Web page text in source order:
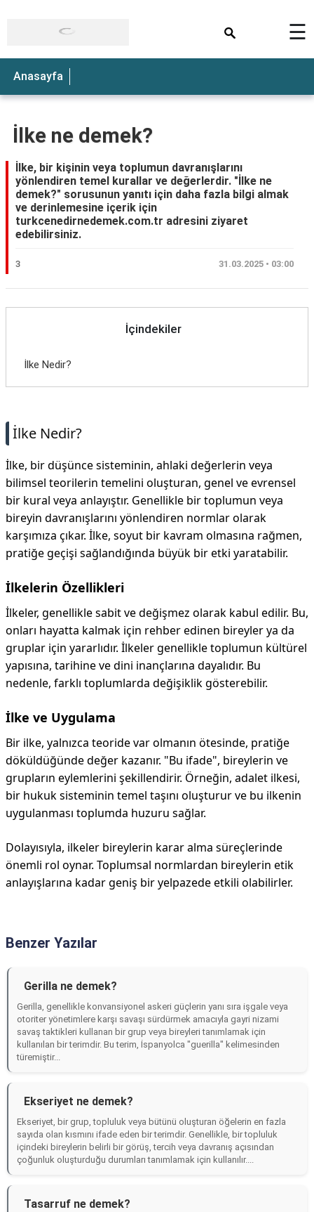
☰
Anasayfa
İlke ne demek?
İlke, bir kişinin veya toplumun davranışlarını
yönlendiren temel kurallar ve değerlerdir. "İlke ne
demek?" sorusunun yanıtı için daha fazla bilgi almak
ve derinlemesine içerik için
turkcenedirnedemek.com.tr adresini ziyaret
edebilirsiniz.
3 31.03.2025 • 03:00
İçindekiler
İlke Nedir?
İlke Nedir?
İlke, bir düşünce sisteminin, ahlaki değerlerin veya
bilimsel teorilerin temelini oluşturan, genel ve evrensel
bir kural veya anlayıştır. Genellikle bir toplumun veya
bireyin davranışlarını yönlendiren normlar olarak
karşımıza çıkar. İlke, soyut bir kavram olmasına rağmen,
pratiğe geçişi sağlandığında büyük bir etki yaratabilir.
İlkelerin Özellikleri
İlkeler, genellikle sabit ve değişmez olarak kabul edilir. Bu,
onları hayatta kalmak için rehber edinen bireyler ya da
gruplar için yararlıdır. İlkeler genellikle toplumun kültürel
yapısına, tarihine ve dini inançlarına dayalıdır. Bu
nedenle, farklı toplumlarda değişiklik gösterebilir.
İlke ve Uygulama
Bir ilke, yalnızca teoride var olmanın ötesinde, pratiğe
döküldüğünde değer kazanır. "Bu ifade", bireylerin ve
grupların eylemlerini şekillendirir. Örneğin, adalet ilkesi,
bir hukuk sisteminin temel taşını oluşturur ve bu ilkenin
uygulanması toplumda huzuru sağlar.
Dolayısıyla, ilkeler bireylerin karar alma süreçlerinde
önemli rol oynar. Toplumsal normlardan bireylerin etik
anlayışlarına kadar geniş bir yelpazede etkili olabilirler.
Benzer Yazılar
Gerilla ne demek?
Gerilla, genellikle konvansiyonel askeri güçlerin yanı sıra işgale veya
otoriter yönetimlere karşı savaşı sürdürmek amacıyla gayri nizami
savaş taktikleri kullanan bir grup veya bireyleri tanımlamak için
kullanılan bir terimdir. Bu terim, İspanyolca "guerilla" kelimesinden
türemiştir...
Ekseriyet ne demek?
Ekseriyet, bir grup, topluluk veya bütünü oluşturan öğelerin en fazla
sayıda olan kısmını ifade eden bir terimdir. Genellikle, bir topluluk
içindeki bireylerin belirli bir görüş, tercih veya davranış açısından
çoğunluk oluşturduğu durumları tanımlamak için kullanılır....
Tasarruf ne demek?